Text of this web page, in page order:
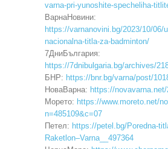
varna-pri-yunoshite-specheliha-
ВарнаНовини:
https://varnanovini.bg/2023/10/06/
nacionalna-titla-za-badminton/
7ДниБългария:
https://7dnibulgaria.bg/archives/
БНР: https://bnr.bg/varna/post/
НоваВарна: https://
Морето: https://www.moreto.net/
n=485109&c=07
Петел: https://petel.bg/Poredna-
Raketlon–Varna__497364